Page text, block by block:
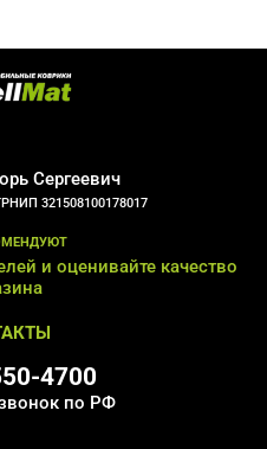
Сергеевич
321508100178017
4700
по РФ